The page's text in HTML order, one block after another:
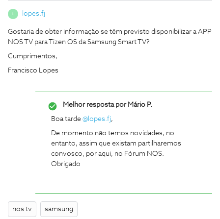
lopes.fj
Gostaria de obter informação se têm previsto disponibilizar a APP
NOS TV para Tizen OS da Samsung Smart TV?
Cumprimentos,
Francisco Lopes
Melhor resposta porMário P.
Boa tarde @lopes.fj,
De momento não temos novidades, no
entanto, assim que existam partilharemos
convosco, por aqui, no Fórum NOS.
Obrigado
nos tv samsung